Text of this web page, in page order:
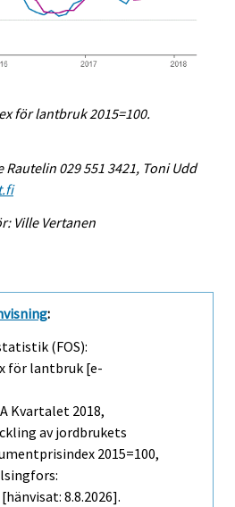
för lantbruk 2015=100.
029 551 3421, Toni Udd
Ville Vertanen
:
(FOS):
för lantbruk [e-
Kvartalet 2018,
av jordbrukets
2015=100,
8.8.2026].